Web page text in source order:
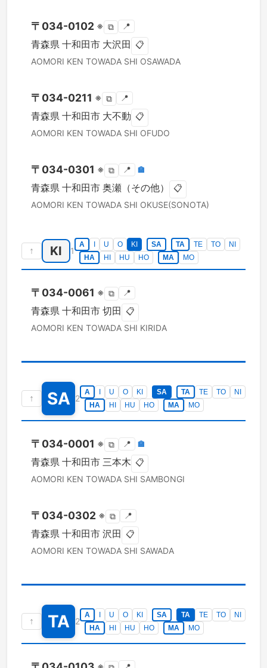
〒 034-0102 ※ ⧉ 📍
青森県 十和田市 大沢田 📋
AOMORI KEN TOWADA SHI OSAWADA
〒 034-0211 ※ ⧉ 📍
青森県 十和田市 大不動 📋
AOMORI KEN TOWADA SHI OFUDO
〒 034-0301 ※ ⧉ 📍 🏣
青森県 十和田市 奥瀬（その他） 📋
AOMORI KEN TOWADA SHI OKUSE(SONOTA)
↑ KI 1
A U O KI SA TA TE TO
NI
HA
HI HU HO MA MO
〒 034-0061 ※ ⧉ 📍
青森県 十和田市 切田 📋
AOMORI KEN TOWADA SHI KIRIDA
↑ SA 2
A U O KI SA TA TE TO
NI
HA
HI HU HO MA MO
〒 034-0001 ※ ⧉ 📍 🏣
青森県 十和田市 三本木 📋
AOMORI KEN TOWADA SHI SAMBONGI
〒 034-0302 ※ ⧉ 📍
青森県 十和田市 沢田 📋
AOMORI KEN TOWADA SHI SAWADA
↑ TA 2
A U O KI SA TA TE TO
NI
HA
HI HU HO MA MO